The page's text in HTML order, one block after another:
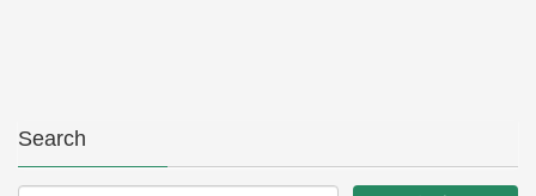
Search